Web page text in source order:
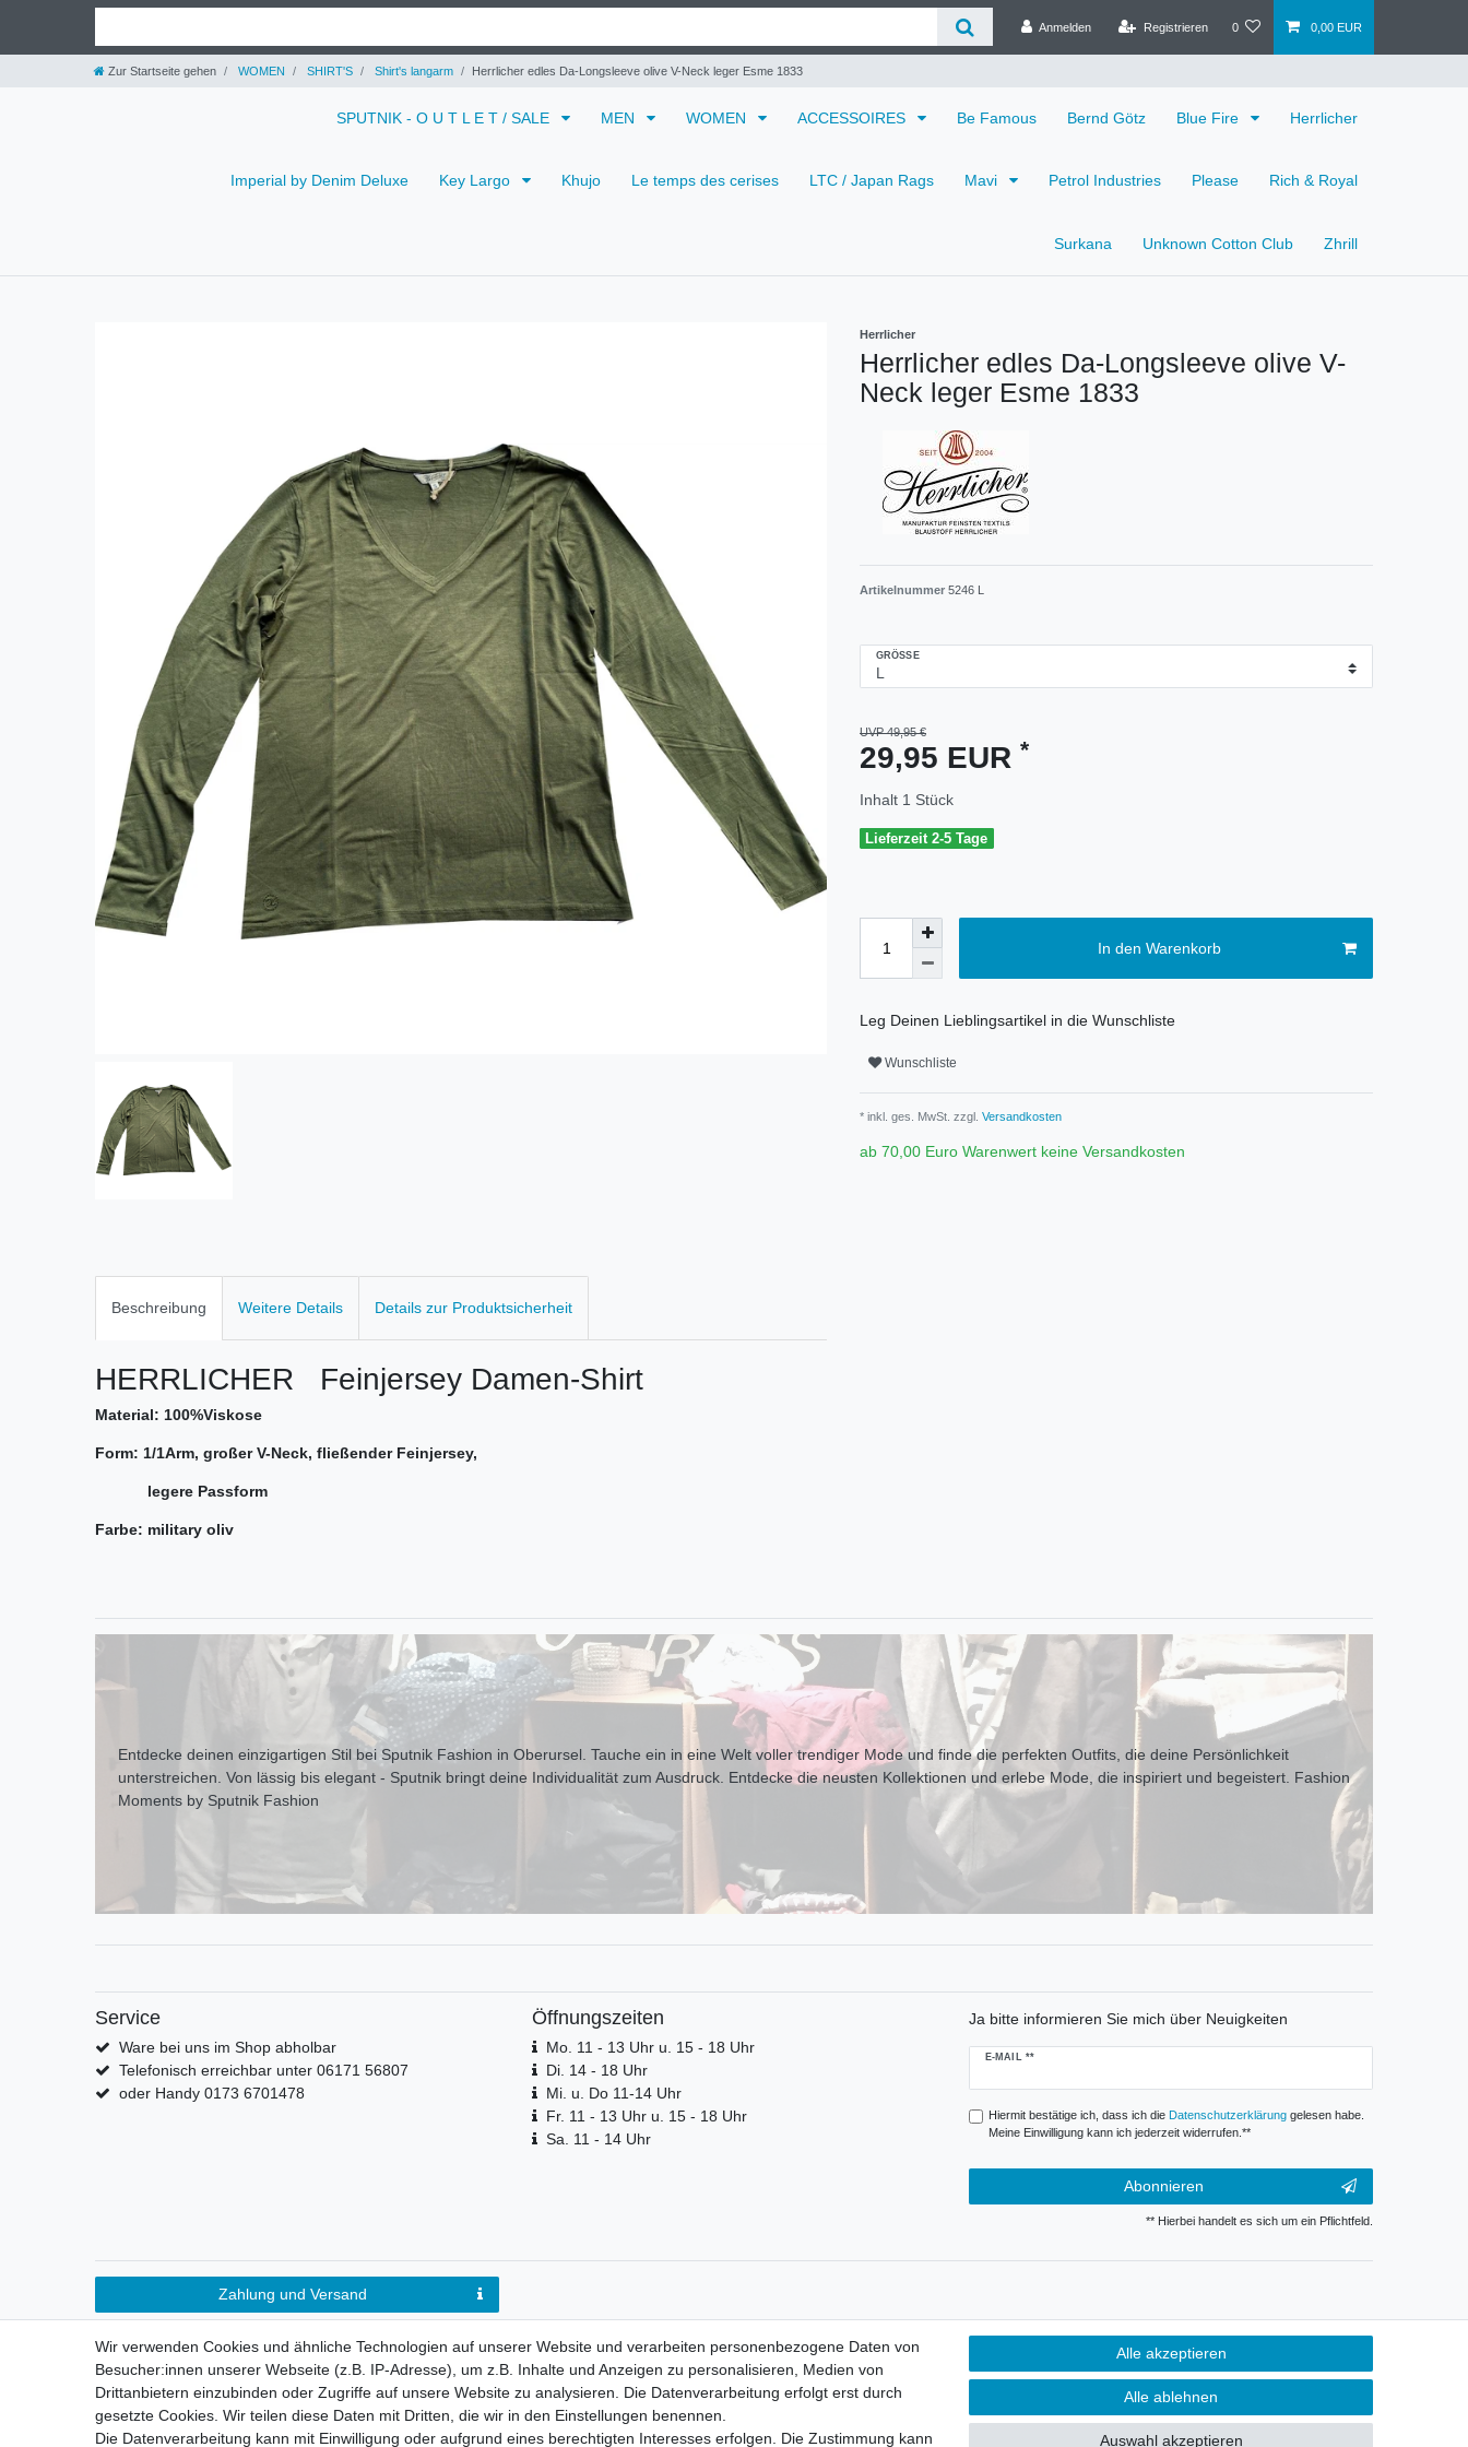
Anmelden Registrieren 0 0,00 EUR
Zur Startseite gehen WOMEN SHIRT'S Shirt's langarm Herrlicher edles Da-Longsleeve olive V-Neck leger Esme 1833
SPUTNIK - O U T L E T / SALE MEN WOMEN ACCESSOIRES Be Famous Bernd Götz Blue Fire Herrlicher
Imperial by Denim Deluxe Key Largo Khujo Le temps des cerises LTC / Japan Rags Mavi Petrol Industries Please Rich & Royal
Surkana Unknown Cotton Club Zhrill
Herrlicher
Herrlicher edles Da-Longsleeve olive V-
Neck leger Esme 1833
Artikelnummer 5246 L
GRÖSSE
UVP 49,95 €
29,95 EUR *
Inhalt 1 Stück
Lieferzeit 2-5 Tage
In den Warenkorb
Leg Deinen Lieblingsartikel in die Wunschliste
Wunschliste
* inkl. ges. MwSt. zzgl. Versandkosten
ab 70,00 Euro Warenwert keine Versandkosten
Beschreibung Weitere Details Details zur Produktsicherheit
HERRLICHER Feinjersey Damen-Shirt
Material: 100%Viskose
Form: 1/1Arm, großer V-Neck, fließender Feinjersey,
legere Passform
Farbe: military oliv
Entdecke deinen einzigartigen Stil bei Sputnik Fashion in Oberursel. Tauche ein in eine Welt voller trendiger Mode und finde die perfekten Outfits, die deine Persönlichkeit
unterstreichen. Von lässig bis elegant - Sputnik bringt deine Individualität zum Ausdr uck. Entdecke die neusten Kollektionen und erlebe Mode, die inspiriert und begeistert. Fashion
Moments by Sputnik Fashion
Service
Ware bei uns im Shop abholbar
Telefonisch erreichbar unter 06171 56807
oder Handy 0173 6701478
Öffnungszeiten
Mo. 11 - 13 Uhr u. 15 - 18 Uhr
Di. 14 - 18 Uhr
Mi. u. Do 11-14 Uhr
Fr. 11 - 13 Uhr u. 15 - 18 Uhr
Sa. 11 - 14 Uhr
Ja bitte informieren Sie mich über Neuigkeiten
E-MAIL **
Newsletter
Hiermit bestätige ich, dass ich die Daten­schutz­erklärunggelesen habe.
Meine Einwilligung kann ich jederzeit widerrufen.**
Abonnieren
** Hierbei handelt es sich um ein Pflichtfeld.
Zahlung und Versand
Wir verwenden Cookies und ähnliche Technologien auf unserer Website und verarbeiten personenbezogene Daten von
Besucher:innen unserer Webseite (z.B. IP-Adresse), um z.B. Inhalte und Anzeigen zu personalisieren, Medien von
Drittanbietern einzubinden oder Zugriffe auf unsere Website zu analysieren. Die Datenverarbeitung erfolgt erst durch
gesetzte Cookies. Wir teilen diese Daten mit Dritten, die wir in den Einstellungen benennen.
Die Datenverarbeitung kann mit Einwilligung oder aufgrund eines berechtigten Interesses erfolgen. Die Zustimmung kann
Alle akzeptieren
Alle ablehnen
Auswahl akzeptieren